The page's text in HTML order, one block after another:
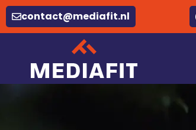
contact@mediafit.nl